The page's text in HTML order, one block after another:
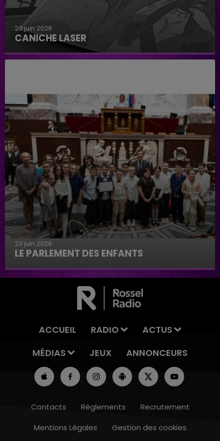
23 juin 2026
CANICHE LASER
Caniche Laser
23 juin 2026
LE PARLEMENT DES ENFANTS
Le parlement des enfants
ACCUEIL RADIO
ACTUS
MÉDIAS
JEUX ANNONCEURS
Contacts Règlements
Recrutement
Mentions Légales
Gestion des cookies